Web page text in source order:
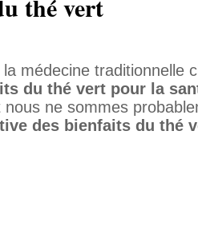
médecine traditionnelle
du thé vert pour la
ne sommes
des bienfaits du thé